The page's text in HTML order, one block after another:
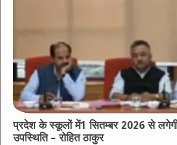
प्रदेश के स्कूलों में1 सितम्बर 2026 से
उपस्थिति – रोहित ठाकुर